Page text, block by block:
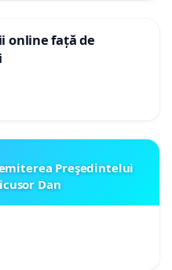
online față de
Preşedintelui
Dan